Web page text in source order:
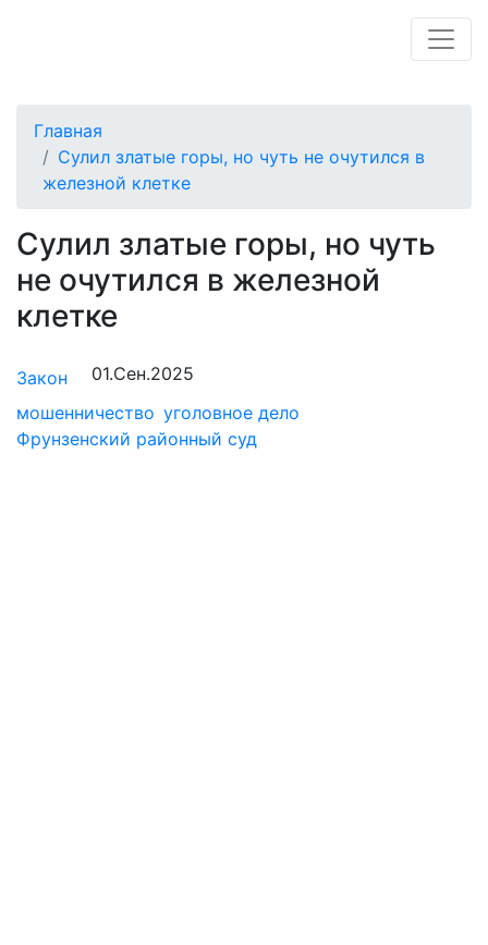
Главная
Сулил златые горы, но чуть не очутился в
железной клетке
Сулил златые горы, но чуть
не очутился в железной
клетке
Закон
01.Сен.2025
мошенничество уголовное дело
Фрунзенский районный суд